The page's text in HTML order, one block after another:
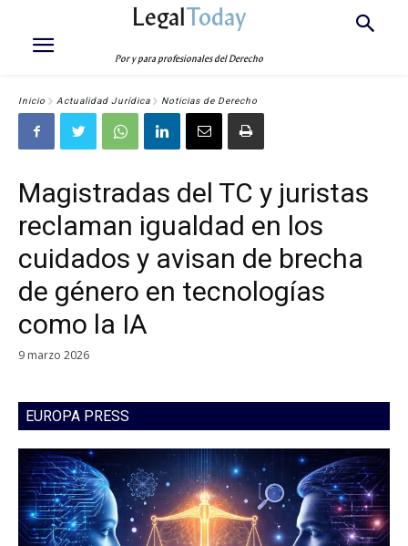
LegalToday
Por y para profesionales del Derecho
Inicio Actualidad Jurídica Noticias de Derecho
Magistradas del TC y juristas
reclaman igualdad en los
cuidados y avisan de brecha
de género en tecnologías
como la IA
9 marzo 2026
EUROPA PRESS